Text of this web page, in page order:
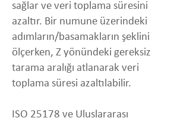
sağlar ve veri toplama süresini
azaltır. Bir numune üzerindeki
adımların/basamakların şeklini
ölçerken, Z yönündeki gereksiz
tarama aralığı atlanarak veri
toplama süresi azaltılabilir.
ISO 25178 ve Uluslararası